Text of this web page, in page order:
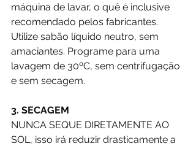
máquina de lavar, o quê é inclusive
recomendado pelos fabricantes.
Utilize sabão líquido neutro, sem
amaciantes. Programe para uma
lavagem de 30ºC, sem centrifugação
e sem secagem.
3. SECAGEM
NUNCA SEQUE DIRETAMENTE AO
SOL, isso irá reduzir drasticamente a